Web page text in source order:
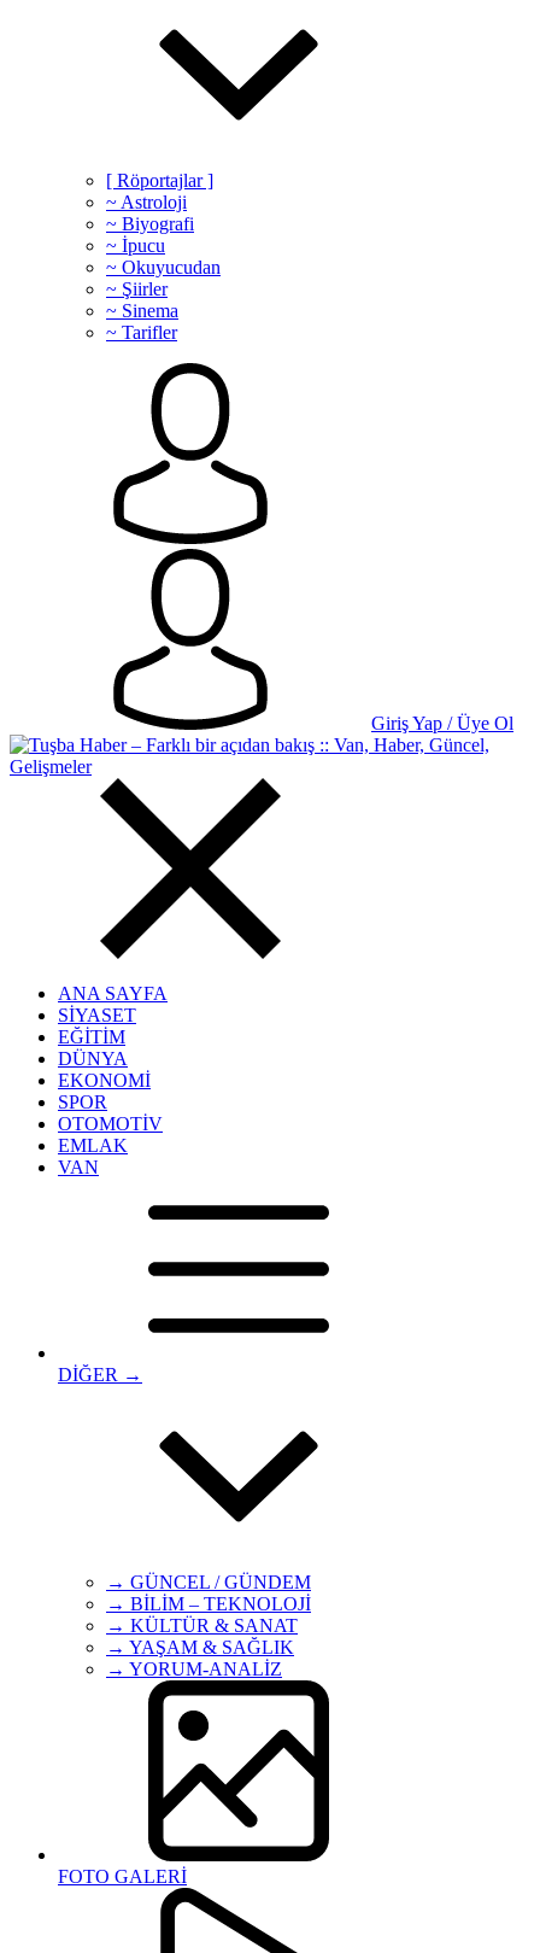
[ Röportajlar ]
~ Astroloji
~ Biyografi
~ İpucu
~ Okuyucudan
~ Şiirler
~ Sinema
~ Tarifler
Giriş Yap / Üye Ol
ANA SAYFA
SİYASET
EĞİTİM
DÜNYA
EKONOMİ
SPOR
OTOMOTİV
EMLAK
VAN
DİĞER →
→ GÜNCEL / GÜNDEM
→ BİLİM – TEKNOLOJİ
→ KÜLTÜR & SANAT
→ YAŞAM & SAĞLIK
→ YORUM-ANALİZ
FOTO GALERİ